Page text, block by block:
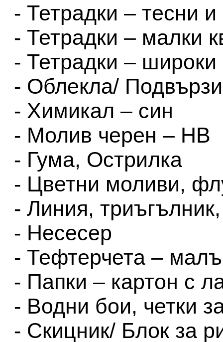
- Тетрадки – тесни
- Тетрадки – малки
- Тетрадки –
- Облекла/
- Химикал – син
- Молив черен – HB
- Гума, Острилка
- Цветни моливи,
- Линия,
- Несесер
- Тефтерчета –
- Папки – картон с
- Водни бои, четки
- Скицник/ Блок за